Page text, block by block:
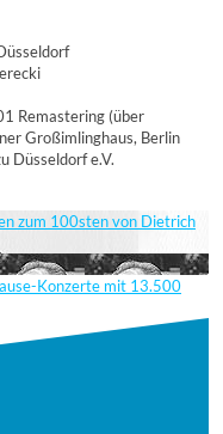
Remastering (über
Großimlinghaus, Berlin
Düsseldorf e.V.
zum 100sten von Dietrich
Konzerte mit 13.500